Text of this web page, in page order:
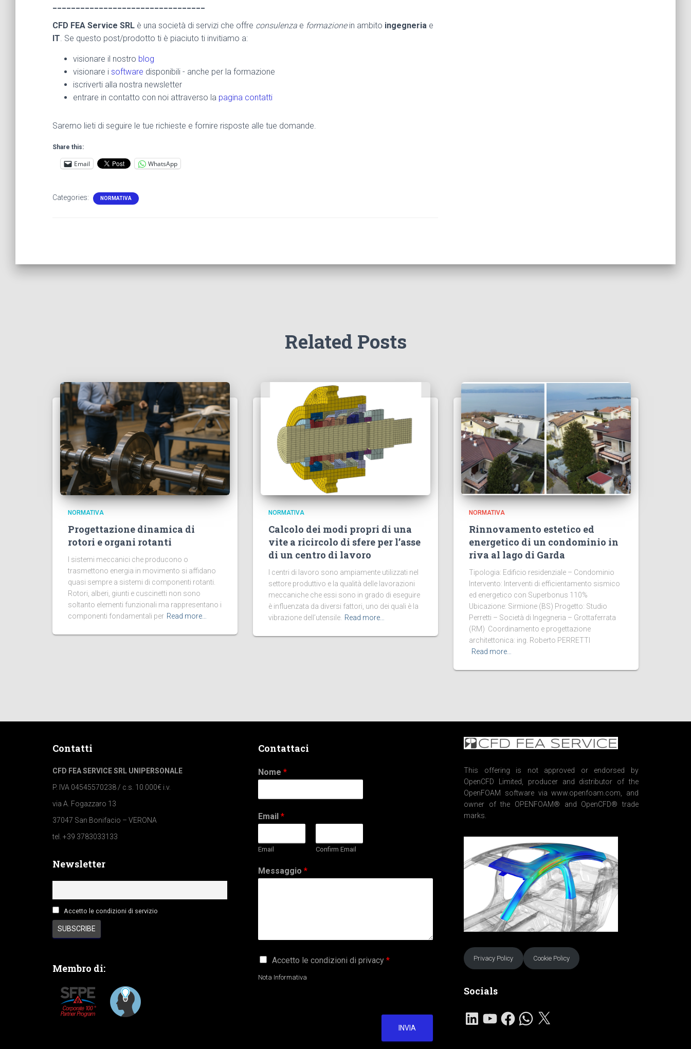
CFD FEA Service SRL è una società di servizi che offre consulenza e formazionein ambito ingegneria e
IT. Se questo post/prodotto ti è piaciuto ti invitiamo a:
visionare il nostro blog
visionare i software disponibili - anche per la formazione
iscriverti alla nostra newsletter
entrare in contatto con noi attraverso la pagina contatti
Saremo lieti di seguire le tue richieste e fornire risposte alle tue domande.
Share this:
Email WhatsApp
Categories: NORMATIVA
Related Posts
NORMATIVA
Progettazione dinamica di
rotori e organi rotanti
I sistemi meccanici che producono o
trasmettono energia in movimento si affidano
quasi sempre a sistemi di componenti rotanti.
Rotori, alberi, giunti e cuscinetti non sono
soltanto elementi funzionali ma rappresentano i
componenti fondamentali per Read more…
NORMATIVA
Calcolo dei modi propri di una
vite a ricircolo di sfere per l’asse
di un centro di lavoro
I centri di lavoro sono ampiamente utilizzati nel
settore produttivo e la qualità delle lavorazioni
meccaniche che essi sono in grado di eseguire
è influenzata da diversi fattori, uno dei quali è la
vibrazione dell’utensile. Read more…
NORMATIVA
Rinnovamento estetico ed
energetico di un condominio in
riva al lago di Garda
Tipologia: Edificio residenziale – Condominio
Intervento: Interventi di efficientamento sismico
ed energetico con Superbonus 110%
Ubicazione: Sirmione (BS) Progetto: Studio
Perretti – Società di Ingegneria – Grottaferrata
(RM) Coordinamento e progettazione
architettonica: ing. Roberto PERRETTI
Read more…
Contatti
CFD FEA SERVICE SRL UNIPERSONALE
P. IVA 04545570238 / c.s. 10.000€ i.v.
via A. Fogazzaro 13
37047 San Bonifacio – VERONA
tel. +39 3783033133
Newsletter
Accetto le condizioni di servizio
Membro di:
Contattaci
Nome *
Email *
Email Confirm Email
Messaggio *
G
P
Accetto le condizioni di privacy *
Nota Informativa
INVIA
This offering is not approved or endorsed by
OpenCFD Limited, producer and distributor of the
OpenFOAM software via www.openfoam.com, and
owner of the OPENFOAM® and OpenCFD® trade
marks.
Privacy Policy Cookie Policy
Socials
L
Y
O
F
A
W
H
A
X